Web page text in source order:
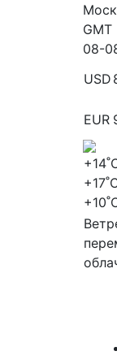
GMT
08-
USD
EUR
+14
+17
+10